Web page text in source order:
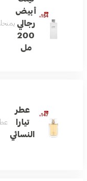
أبيض
رجالي
200
مل
عطر
تيارا
النسائي